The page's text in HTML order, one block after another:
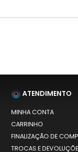
ATENDIMENTO
MINHA CONTA
CARRINHO
FINALIZAÇÃO DE
TROCAS E